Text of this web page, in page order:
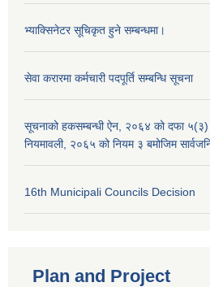
भ्याक्सिनेटर सूचिकृत हुने सम्बन्धमा।
सेवा करारमा कर्मचारी पदपूर्ति सम्बन्धि सूचना
सूचनाको हकसम्बन्धी ऐन, २०६४ को दफा ५(३)
नियमावली, २०६५ को नियम ३ बमोजिम
16th Municipali Councils Decision
Plan and Project